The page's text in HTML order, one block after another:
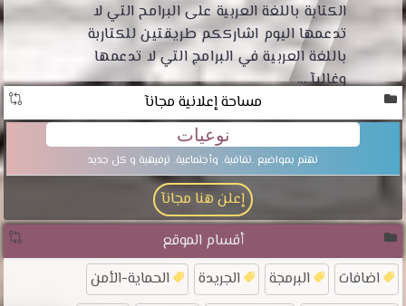
الكتابة باللغة العربية على البرامح التي لا
تدعمها اليوم اشارككم طريقتين للكتاربة
باللغة العربية في البرامج التي لا تدعمها
وغالبآ ...
مساحة إعلانية مجانآ
نوعيات
نهتم بمواضيع .تقافية. وأجتماعية. ترفيهية و كل جديد
إعلن هنا مجانآ
أقسام الموقع
اضافات البرمجة الجريدة الحماية-الأمن